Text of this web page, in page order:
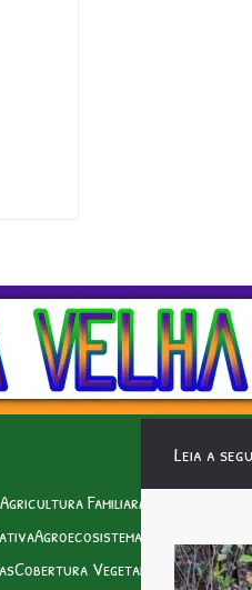
Agricultura FamiliarAgricultura
Agroecosistema
Cobertura Vegetal Coletivos
Leia a